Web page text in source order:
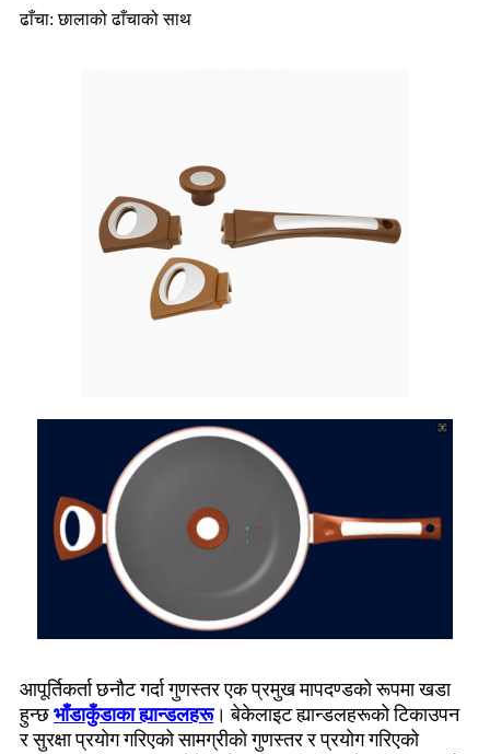
ढाँचा: छालाको ढाँचाको साथ
आपूर्तिकर्ता छनौट गर्दा गुणस्तर एक प्रमुख मापदण्डको रूपमा खडा
हुन्छ भाँडाकुँडाका ह्यान्डलहरू। बेकेलाइट ह्यान्डलहरूको टिकाउपन
र सुरक्षा प्रयोग गरिएको सामग्रीको गुणस्तर र प्रयोग गरिएको